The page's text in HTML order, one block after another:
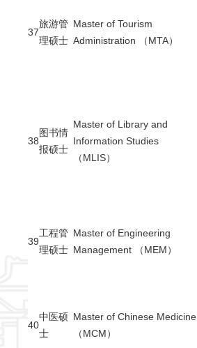
37
旅游管
理硕士
Master of Tourism
Administration （MTA）
38
图书情
报硕士
Master of Library and
Information Studies
（MLIS）
39
工程管
理硕士
Master of Engineering
Management （MEM）
40
中医硕
士
Master of Chinese Medicine
（MCM）